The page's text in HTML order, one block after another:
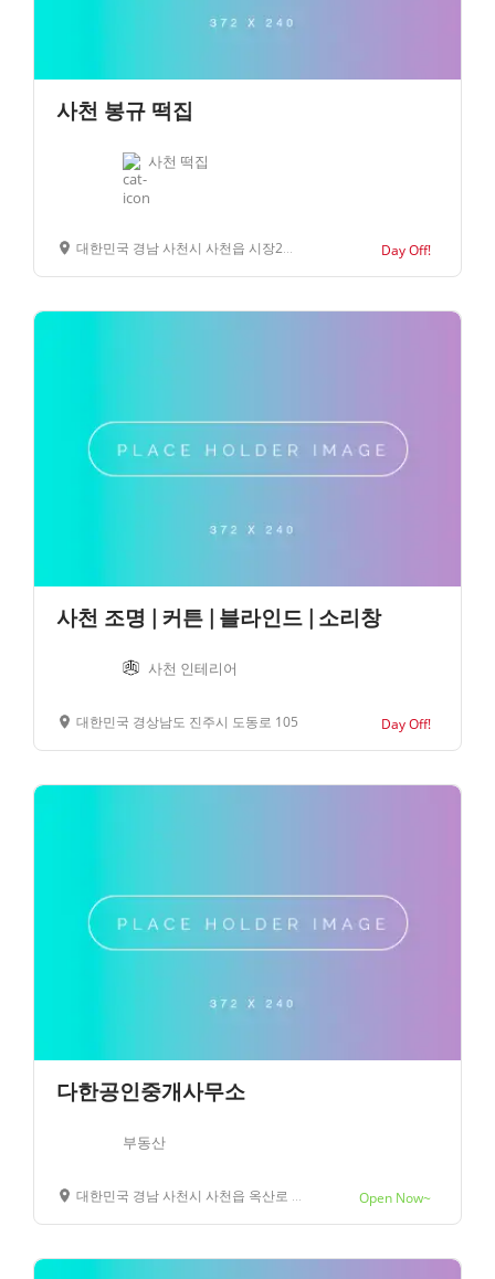
사천 봉규 떡집
사천 떡집
대한민국 경남 사천시 사천읍 시장2길 20 Day Off!
사천 조명 | 커튼 | 블라인드 | 소리창
사천 인테리어
대한민국 경상남도 진주시 도동로 105 Day Off!
다한공인중개사무소
부동산
대한민국 경남 사천시 사천읍 옥산로 120 104 호 Open Now~